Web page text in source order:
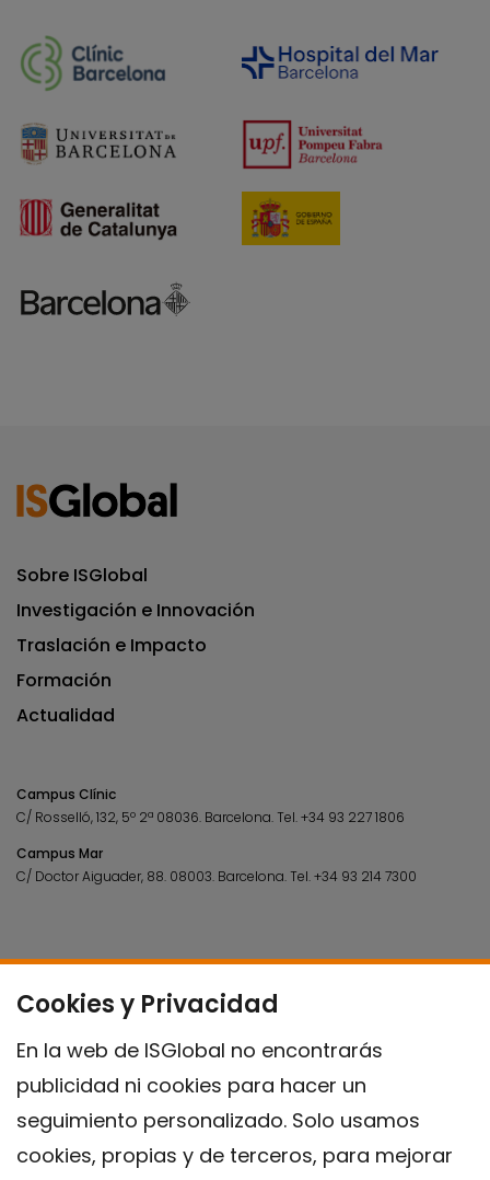
Cookies y Privacidad
En la web de ISGlobal no encontrarás
publicidad ni cookies para hacer un
seguimiento personalizado. Solo usamos
cookies, propias y de terceros, para mejorar
Sobre ISGlobal
Investigación e Innovación
Traslación e Impacto
Formación
Actualidad
Campus Clínic
C/ Rosselló, 132, 5º 2ª 08036. Barcelona.Tel.+34 93 227 1806
Campus Mar
C/ Doctor Aiguader, 88. 08003. Barcelona.Tel.+34 93 214 7300